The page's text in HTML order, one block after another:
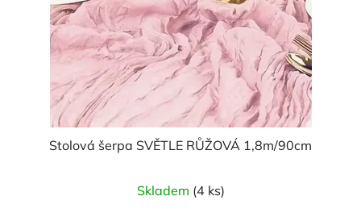
Stolová šerpa SVĚTLE RŮŽOVÁ 1,8m/90cm
Skladem (4 ks)